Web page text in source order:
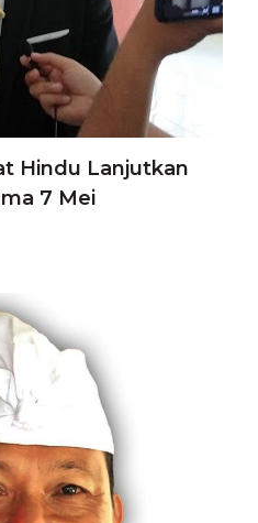
Hindu Lanjutkan
7 Mei